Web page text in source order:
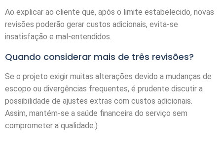
Ao explicar ao cliente que, após o limite estabelecido, novas
revisões poderão gerar custos adicionais, evita-se
insatisfação e mal-entendidos.
Quando considerar mais de três revisões?
Se o projeto exigir muitas alterações devido a mudanças de
escopo ou divergências frequentes, é prudente discutir a
possibilidade de ajustes extras com custos adicionais.
Assim, mantém-se a saúde financeira do serviço sem
comprometer a qualidade.)